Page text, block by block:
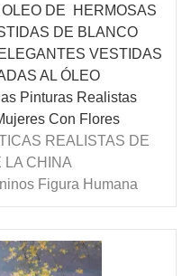
DE HERMOSAS
DE BLANCO
VESTIDAS
AL ÓLEO
Pinturas Realistas
Con Flores
REALISTAS DE
LA CHINA
Figura Humana